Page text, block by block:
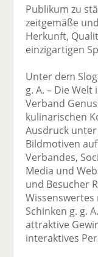
Publikum zu
zeitgemäße
Herkunft,
einzigartigen
Unter dem
g. A. – Die
Verband
kulinarischen
Ausdruck
Bildmotiven
Verbandes,
Media und
und Besucher
Schinken g. g.
attraktive
interaktives